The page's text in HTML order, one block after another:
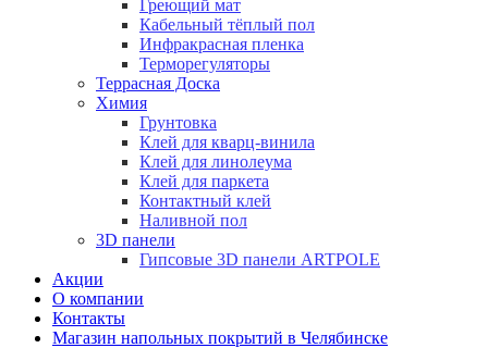
Греющий мат
Кабельный тёплый пол
Инфракрасная пленка
Терморегуляторы
Террасная Доска
Химия
Грунтовка
Клей для кварц-винила
Клей для линолеума
Клей для паркета
Контактный клей
Наливной пол
3D панели
Гипсовые 3D панели ARTPOLE
Акции
О компании
Контакты
Магазин напольных покрытий в Челябинске